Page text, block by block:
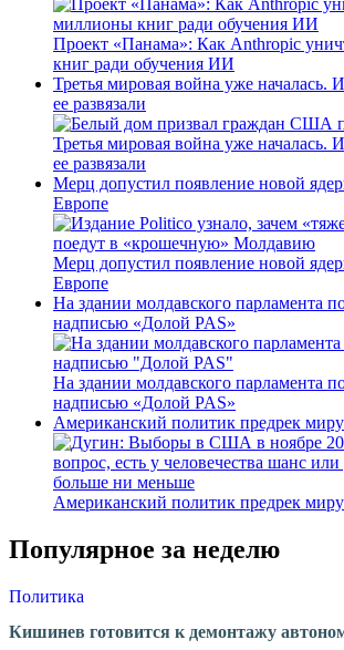
Проект «Панама»: Как Anthropic
книг ради обучения ИИ
Третья мировая война уже
ее развязали
Третья мировая война уже
ее развязали
Мерц допустил появление новой
Европе
Мерц допустил появление новой
Европе
На здании молдавского парламента
надписью «Долой PAS»
На здании молдавского парламента
надписью «Долой PAS»
Американский политик предрек
Американский политик предрек
Популярное за неделю
Политика
Кишинев готовится к демонтажу